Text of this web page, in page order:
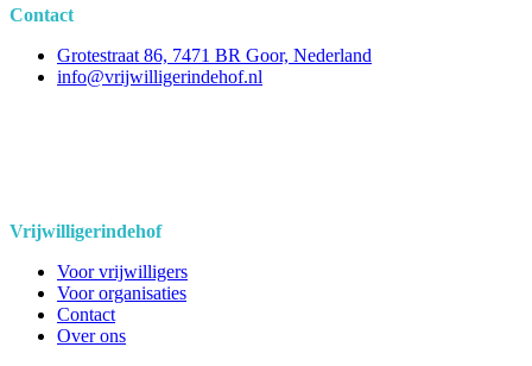
Contact
Grotestraat 86, 7471 BR Goor, Nederland
info@vrijwilligerindehof.nl
Vrijwilligerindehof
Voor vrijwilligers
Voor organisaties
Contact
Over ons